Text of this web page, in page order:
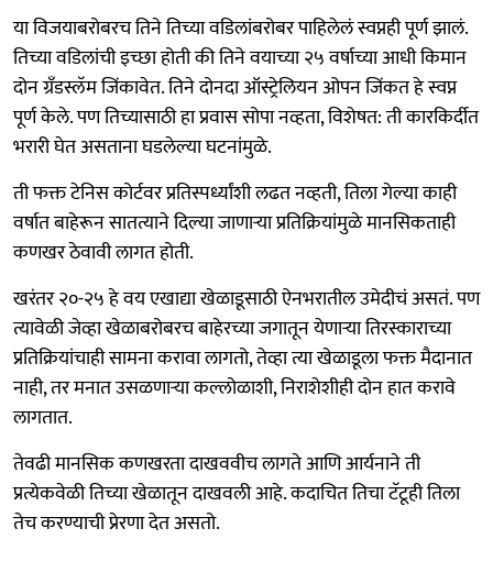
या विजयाबरोबरच तिने तिच्या वडिलांबरोबर पाहिलेलं स्वप्नही पूर्ण झालं.
तिच्या वडिलांची इच्छा होती की तिने वयाच्या २५ वर्षाच्या आधी किमान
दोन ग्रँडस्लॅम जिंकावेत. तिने दोनदा ऑस्ट्रेलियन ओपन जिंकत हे स्वप्न
पूर्ण केले. पण तिच्यासाठी हा प्रवास सोपा नव्हता, विशेषत: ती कारकिर्दीत
भरारी घेत असताना घडलेल्या घटनांमुळे.
ती फक्त टेनिस कोर्टवर प्रतिस्पर्ध्यांशी लढत नव्हती, तिला गेल्या काही
वर्षात बाहेरून सातत्याने दिल्या जाणाऱ्या प्रतिक्रियांमुळे मानसिकताही
कणखर ठेवावी लागत होती.
खरंतर २०-२५ हे वय एखाद्या खेळाडूसाठी ऐनभरातील उमेदीचं असतं. पण
त्यावेळी जेव्हा खेळाबरोबरच बाहेरच्या जगातून येणाऱ्या तिरस्काराच्या
प्रतिक्रियांचाही सामना करावा लागतो, तेव्हा त्या खेळाडूला फक्त मैदानात
नाही, तर मनात उसळणाऱ्या कल्लोळाशी, निराशेशीही दोन हात करावे
लागतात.
तेवढी मानसिक कणखरता दाखववीच लागते आणि आर्यनाने ती
प्रत्येकवेळी तिच्या खेळातून दाखवली आहे. कदाचित तिचा टॅटूही तिला
तेच करण्याची प्रेरणा देत असतो.